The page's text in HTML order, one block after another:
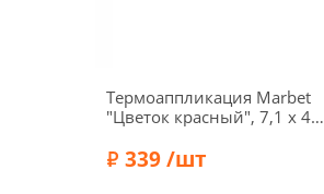
Термоаппликация Marbet
"Цветок красный", 7,1 х 4,8
339 /шт